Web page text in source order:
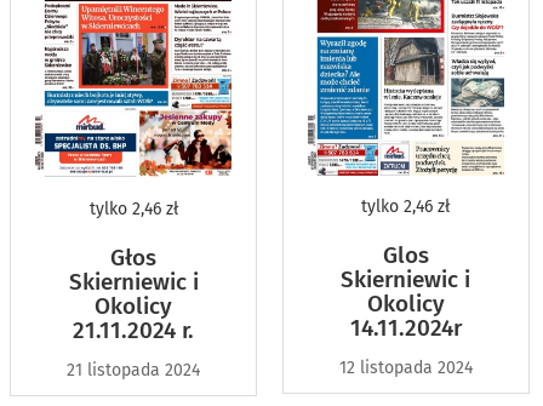
tylko2,46 zł
Głos
Skierniewic i
Okolicy
21.11.2024 r.
21 listopada 2024
tylko 2,46 zł
Glos
Skierniewic i
Okolicy
14.11.2024r
12 listopada 2024